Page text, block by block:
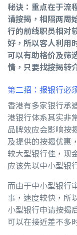
秘诀：重点在于流
请按揭，相隔两周
行的前线职员相对
好，所以客人利用
可以有助格价及筛
情，只要找按揭转
第二招：报银行必
香港有多家银行承
港银行体系其实非
品牌效应会影响按
及提供的按揭优惠
较大型银行佳，现
应该先以中小型银
而由于中小型银行
事，速度较快，所
小型银行申请按揭
可以在接近差不多